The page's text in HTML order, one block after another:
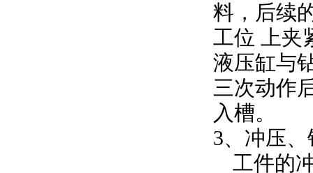
料，后续
工位 上夹
液压缸与
三次动作
入槽。
3、冲压
工件的